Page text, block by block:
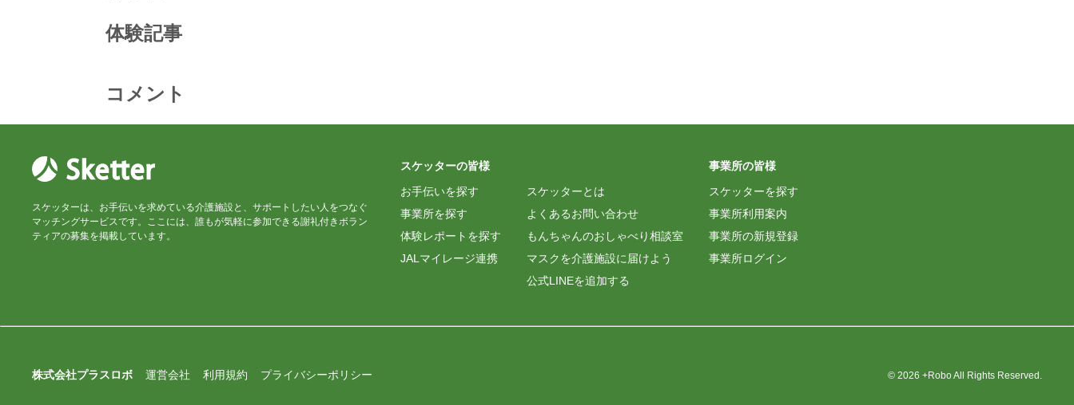
体験記事
コメント
スケッターは、お手伝いを求めている介護施設と、サポートしたい人をつなぐ
マッチングサービスです。ここには、誰もが気軽に参加できる謝礼付きボラン
ティアの募集を掲載しています。
スケッターの皆様
お手伝いを探す
事業所を探す
体験レポートを探す
JALマイレージ連携
スケッターとは
よくあるお問い合わせ
もんちゃんのおしゃべり相談室
マスクを介護施設に届けよう
公式LINEを追加する
事業所の皆様
スケッターを探す
事業所利用案内
事業所の新規登録
事業所ログイン
株式会社プラスロボ 運営会社 利用規約 プライバシーポリシー © 2026 +Robo All Rights Reserved.